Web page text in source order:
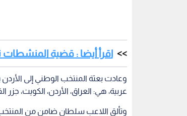
اقرأ أيضا : قضية
عربية، هي: العراق، الأردن، الكويت،